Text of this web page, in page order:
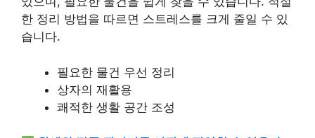
한 정리 방법을 따르면 스트레스를 크게 줄일 수 있
습니다.
필요한 물건 우선 정리
상자의 재활용
쾌적한 생활 공간 조성